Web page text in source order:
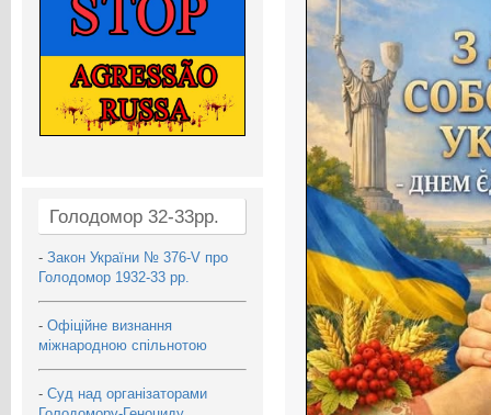
Голодомор 32-33рр.
- Закон України № 376-V про
Голодомор 1932-33 рр.
- Офіційне визнання
міжнародною спільнотою
- Суд над організаторами